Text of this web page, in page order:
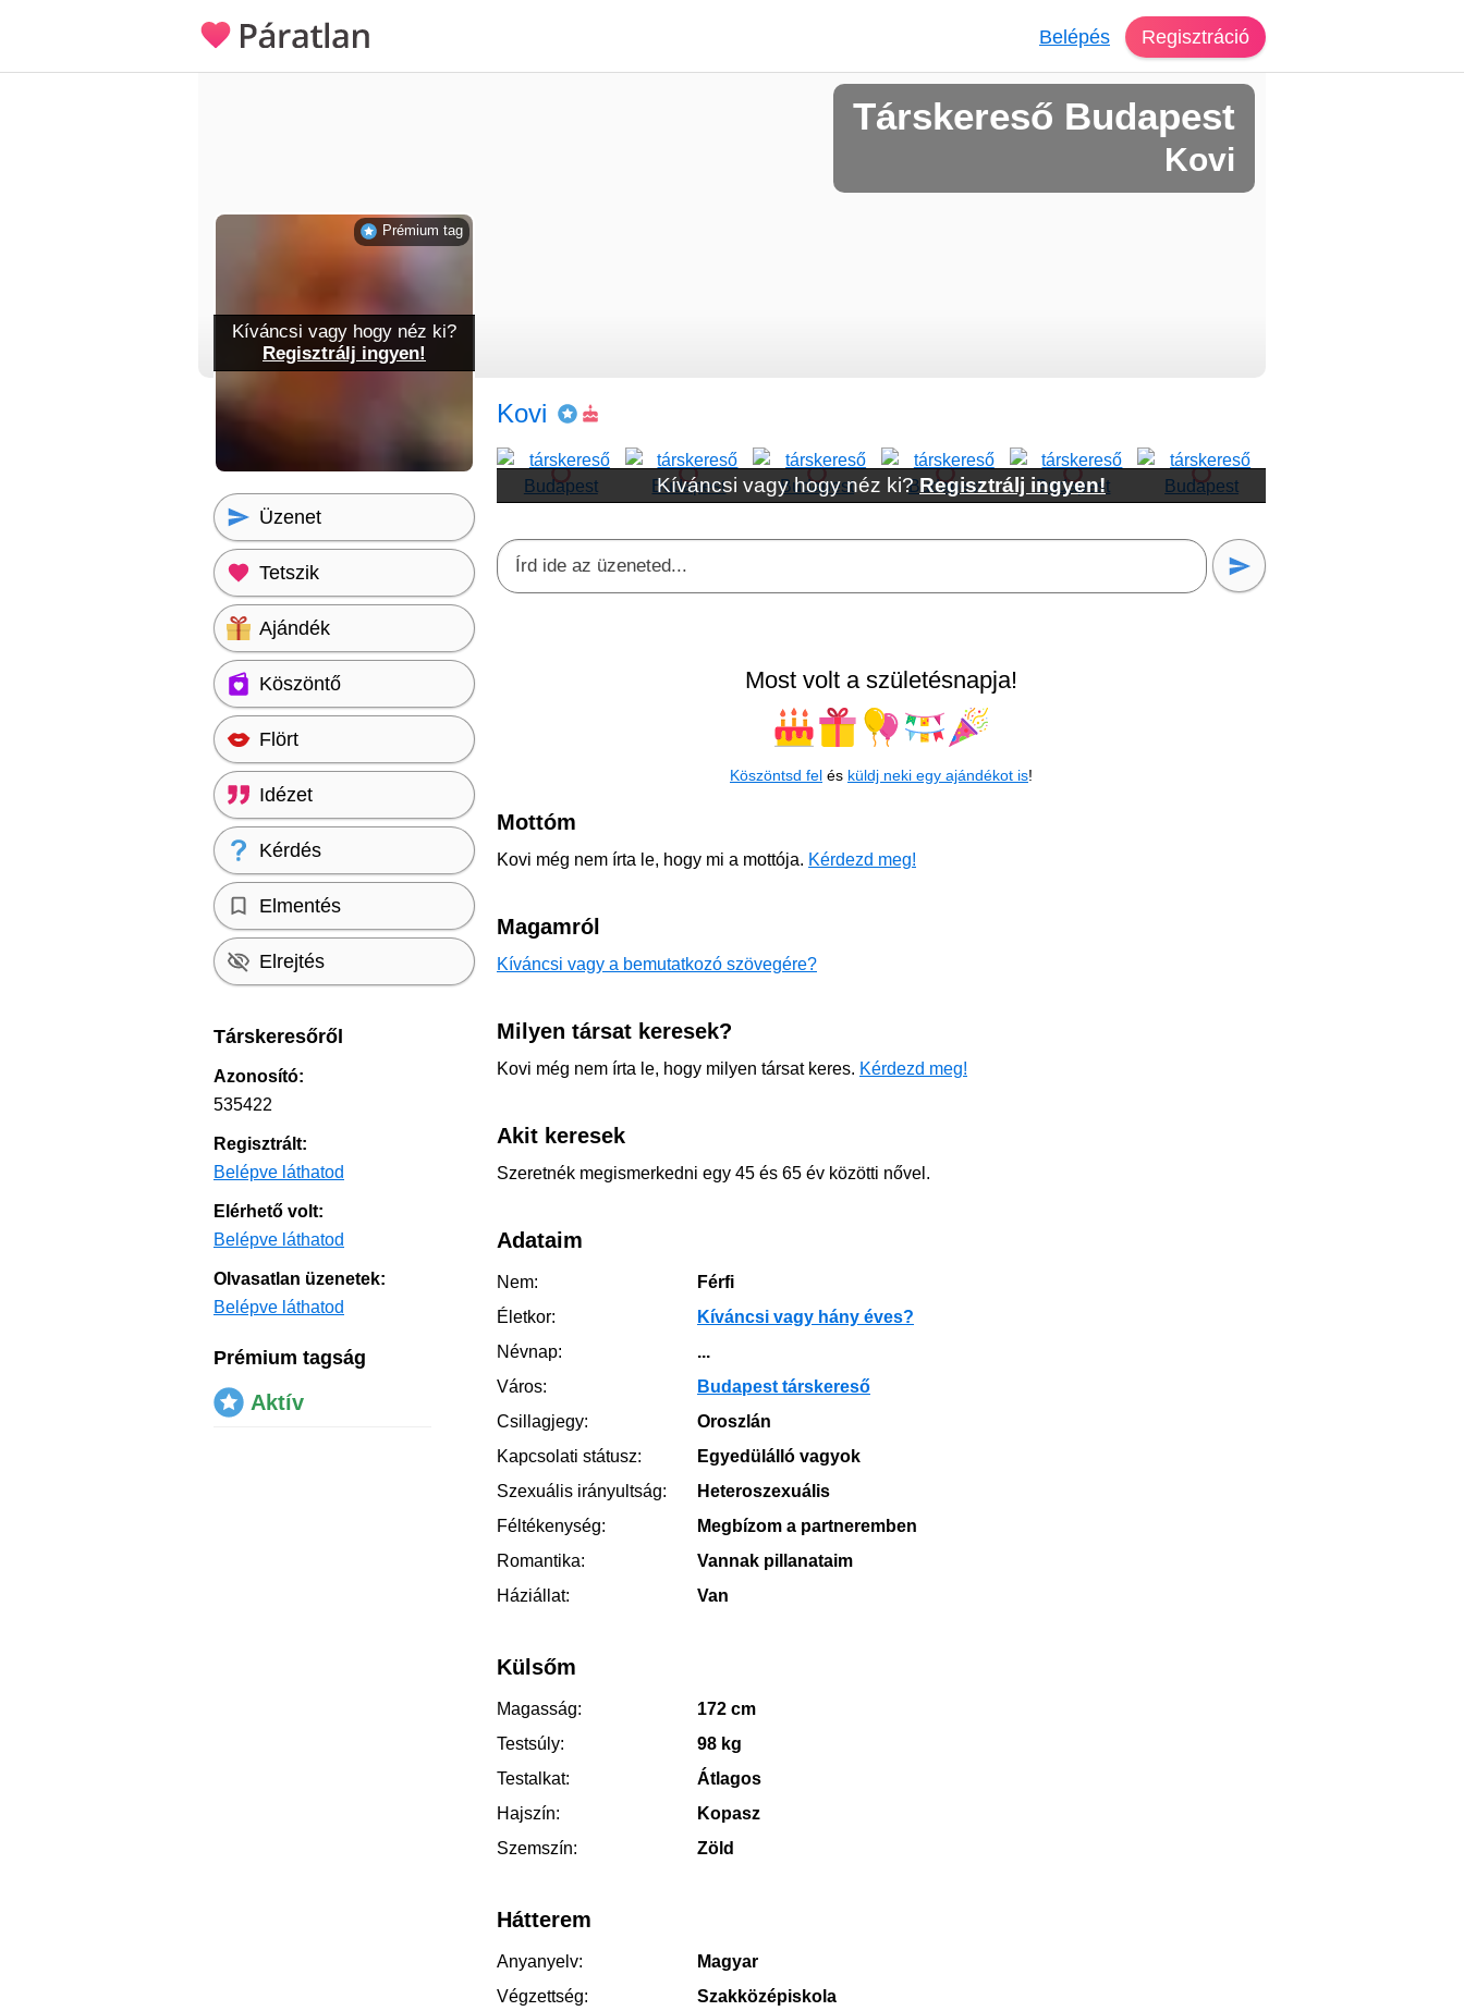
Belépés Regisztráció
Társkereső Budapest
Kovi
Kovi
Kíváncsi vagy hogy néz ki?Regisztrálj ingyen!
Most volt a születésnapja!
Köszöntsd fel és küldj neki egy ajándékot is!
Mottóm
Kovi még nem írta le, hogy mi a mottója. Kérdezd meg!
Magamról
Kíváncsi vagy a bemutatkozó szövegére?
Milyen társat keresek?
Kovi még nem írta le, hogy milyen társat keres. Kérdezd meg!
Akit keresek
Szeretnék megismerkedni egy 45 és 65 év közötti nővel.
Adataim
Nem:
Férfi
Életkor:
Kíváncsi vagy hány éves?
Névnap:
...
Város:
Budapest társkereső
Csillagjegy:
Oroszlán
Kapcsolati státusz:
Egyedülálló vagyok
Szexuális irányultság:
Heteroszexuális
Féltékenység:
Megbízom a partneremben
Romantika:
Vannak pillanataim
Háziállat:
Van
Külsőm
Magasság:
172 cm
Testsúly:
98 kg
Testalkat:
Átlagos
Hajszín:
Kopasz
Szemszín:
Zöld
Hátterem
Anyanyelv:
Magyar
Végzettség:
Szakközépiskola
Kíváncsi vagy hogy néz ki?
Regisztrálj ingyen!
Prémium tag
Üzenet
Tetszik
Ajándék
Köszöntő
Flört
Idézet
Kérdés
Elmentés
Elrejtés
Társkeresőről
Azonosító:
535422
Regisztrált:
Belépve láthatod
Elérhető volt:
Belépve láthatod
Olvasatlan üzenetek:
Belépve láthatod
Prémium tagság
Aktív